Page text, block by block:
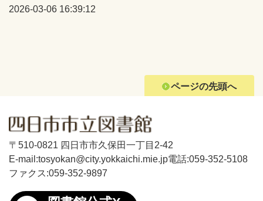
2026-03-06 16:39:12
ページの先頭へ
〒510-0821 四日市市久保田一丁目2-42
E-mail:tosyokan@city.yokkaichi.mie.jp電話:059-352-5108
ファクス:059-352-9897